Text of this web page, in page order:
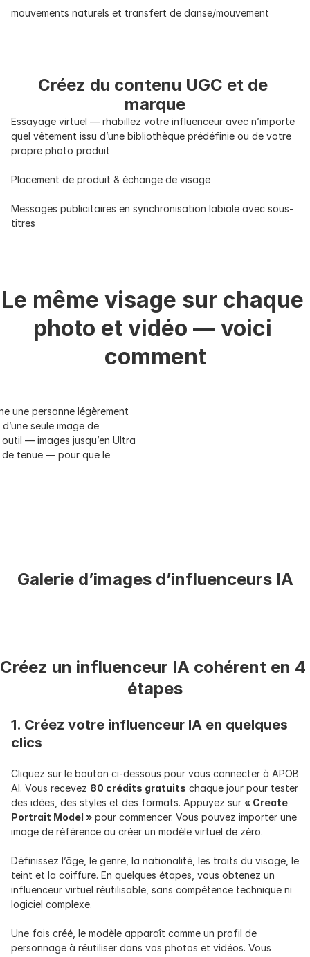
mouvements naturels et transfert de danse/mouvement
Créez du contenu UGC et de
marque
Essayage virtuel — rhabillez votre influenceur avec n’importe
quel vêtement issu d’une bibliothèque prédéfinie ou de votre
propre photo produit
Placement de produit & échange de visage
Messages publicitaires en synchronisation labiale avec sous-
titres
Le même visage sur chaque
photo et vidéo — voici
comment
une personne légèrement
seule image de
— images jusqu’en Ultra
de tenue — pour que le
Galerie d’images d’influenceurs IA
Créez un influenceur IA cohérent en 4
étapes
1. Créez votre influenceur IA en quelques
clics
Cliquez sur le bouton ci-dessous pour vous connecter à APOB
AI. Vous recevez 80 crédits gratuits chaque jour pour tester
des idées, des styles et des formats. Appuyez sur « Create
Portrait Model » pour commencer. Vous pouvez importer une
image de référence ou créer un modèle virtuel de zéro.
Définissez l’âge, le genre, la nationalité, les traits du visage, le
teint et la coiffure. En quelques étapes, vous obtenez un
influenceur virtuel réutilisable, sans compétence technique ni
logiciel complexe.
Une fois créé, le modèle apparaît comme un profil de
personnage à réutiliser dans vos photos et vidéos. Vous